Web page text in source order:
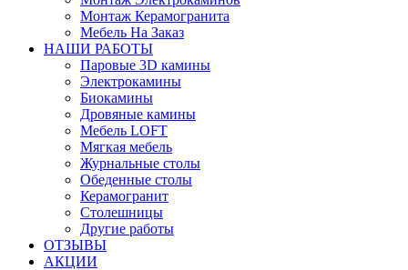
Монтаж Керамогранита
Мебель На Заказ
НАШИ РАБОТЫ
Паровые 3D камины
Электрокамины
Биокамины
Дровяные камины
Мебель LOFT
Мягкая мебель
Журнальные столы
Обеденные столы
Керамогранит
Столешницы
Другие работы
ОТЗЫВЫ
АКЦИИ